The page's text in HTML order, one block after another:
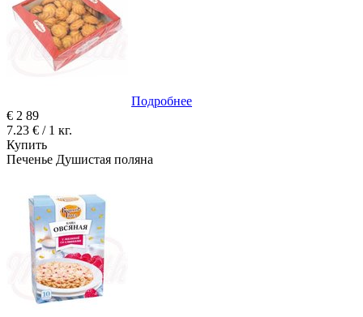
Подробнее
€ 2 89
7.23 € / 1 кг.
Купить
Печенье Душистая поляна